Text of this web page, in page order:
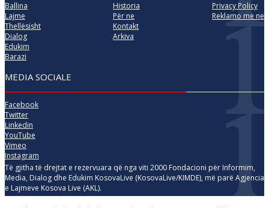
Ballina
Lajme
Thellësisht
Dialog
Edukim
Barazi
Historia
Për ne
Kontakt
Arkiva
Privacy Policy
Reklamo me ne
MEDIA SOCIALE
Facebook
Twitter
Linkedin
YouTube
Vimeo
Instagram
Të gjitha të drejtat e rezervuara që nga viti 2000 Fondacioni për Informim,
Media, Dialog dhe Edukim KosovaLive (KosovaLive/KIMDE), më parë Agjencia
e Lajmeve Kosova Live (AKL).